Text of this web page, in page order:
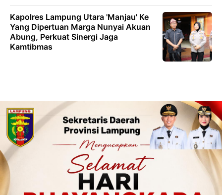
Kapolres Lampung Utara 'Manjau' Ke
Yang Dipertuan Marga Nunyai Akuan
Abung, Perkuat Sinergi Jaga
Kamtibmas